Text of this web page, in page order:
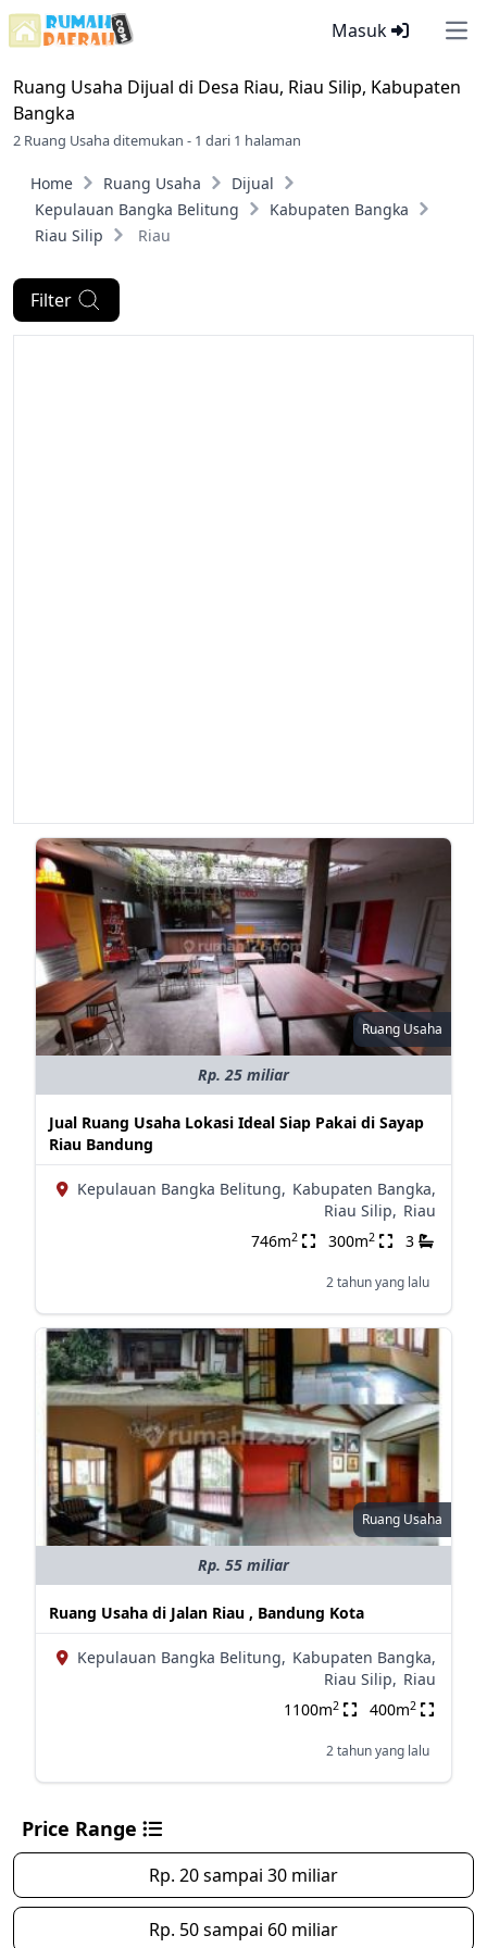
Masuk
Ruang Usaha Dijual di Desa Riau, Riau Silip, Kabupaten
Bangka
2 Ruang Usaha ditemukan - 1 dari 1 halaman
Home Ruang Usaha
Dijual
Kepulauan Bangka Belitung
Kabupaten Bangka
Riau Silip
Riau
Filter
Ruang Usaha
Rp. 25 miliar
Jual Ruang Usaha Lokasi Ideal Siap Pakai di Sayap
Riau Bandung
Kepulauan Bangka Belitung, Kabupaten Bangka,
Riau Silip, Riau
746m2 300m2 3
2 tahun yang lalu
Ruang Usaha
Rp. 55 miliar
Ruang Usaha di Jalan Riau , Bandung Kota
Kepulauan Bangka Belitung, Kabupaten Bangka,
Riau Silip, Riau
1100m2 400m2
2 tahun yang lalu
Price Range
Rp. 20 sampai 30 miliar
Rp. 50 sampai 60 miliar